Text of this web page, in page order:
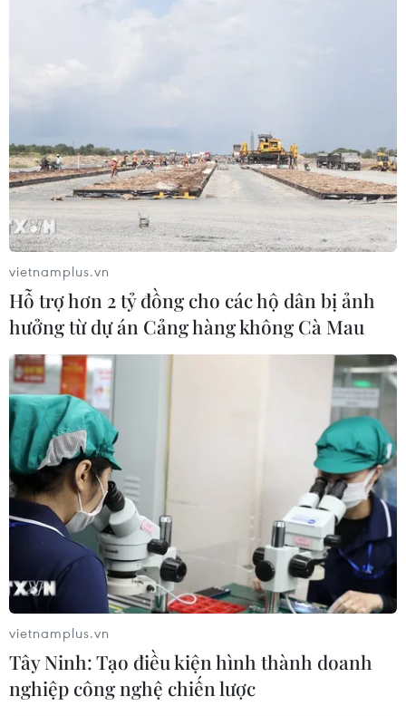
vietnamplus.vn
Hỗ trợ hơn 2 tỷ đồng cho các hộ dân bị ảnh
hưởng từ dự án Cảng hàng không Cà Mau
vietnamplus.vn
Tây Ninh: Tạo điều kiện hình thành doanh
nghiệp công nghệ chiến lược